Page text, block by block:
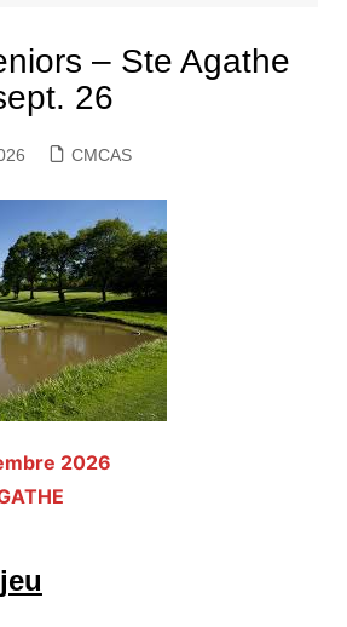
– Ste Agathe
26
CMCAS
2026